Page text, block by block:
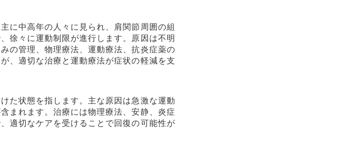
に中高年の人々に見られ、肩関節周囲の組
徐々に運動制限が進行します。原因は不明
の管理、物理療法、運動療法、抗炎症薬の
、適切な治療と運動療法が症状の軽減を支
た状態を指します。主な原因は急激な運動
まれます。治療には物理療法、安静、炎症
適切なケアを受けることで回復の可能性が